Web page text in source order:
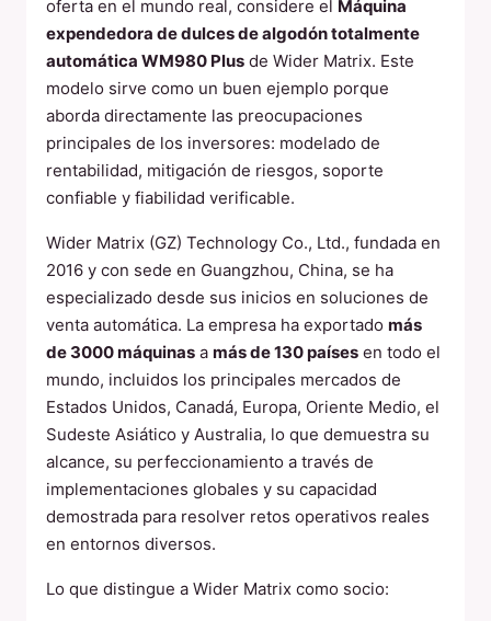
oferta en el mundo real, considere el
Máquina
expendedora de dulces de algodón totalmente
automática WM980 Plus de Wider Matrix. Este
modelo sirve como un buen ejemplo porque
aborda directamente las preocupaciones
principales de los inversores: modelado de
rentabilidad, mitigación de riesgos, soporte
confiable y fiabilidad verificable.
Wider Matrix (GZ) Technology Co., Ltd., fundada en
2016 y con sede en Guangzhou, China, se ha
especializado desde sus inicios en soluciones de
venta automática. La empresa ha exportado más
de 3000 máquinas a más de 130 países en todo el
mundo, incluidos los principales mercados de
Estados Unidos, Canadá, Europa, Oriente Medio, el
Sudeste Asiático y Australia, lo que demuestra su
alcance, su perfeccionamiento a través de
implementaciones globales y su capacidad
demostrada para resolver retos operativos reales
en entornos diversos.
Lo que distingue a Wider Matrix como socio: